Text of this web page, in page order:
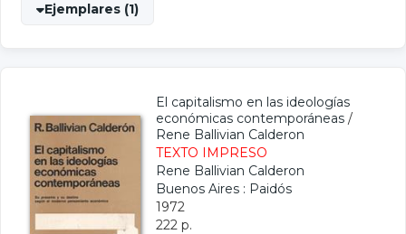
Ejemplares (1)
El capitalismo en las ideologías
económicas contemporáneas /
Rene Ballivian Calderon
TEXTO IMPRESO
Rene Ballivian Calderon
Buenos Aires : Paidós
1972
222 p.